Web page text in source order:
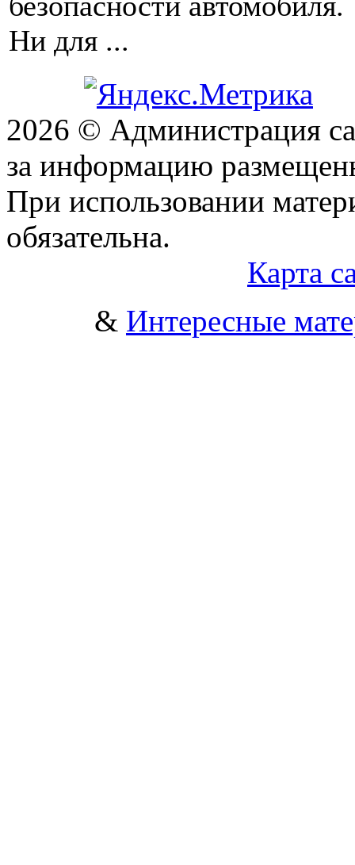
Ни для ...
2026 © Администрация
за информацию
При использовании
обязательна.
Карта
& Интересные